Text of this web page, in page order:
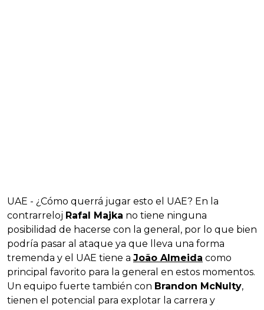
UAE - ¿Cómo querrá jugar esto el UAE? En la
contrarreloj Rafal Majka no tiene ninguna
posibilidad de hacerse con la general, por lo que bien
podría pasar al ataque ya que lleva una forma
tremenda y el UAE tiene a João Almeida como
principal favorito para la general en estos momentos.
Un equipo fuerte también con Brandon McNulty,
tienen el potencial para explotar la carrera y